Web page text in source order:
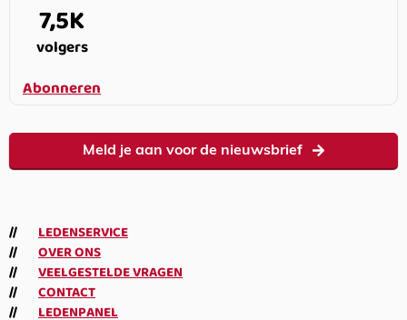
7,5K
volgers
Abonneren
Meld je aan voor de nieuwsbrief
LEDENSERVICE
OVER ONS
VEELGESTELDE VRAGEN
CONTACT
LEDENPANEL